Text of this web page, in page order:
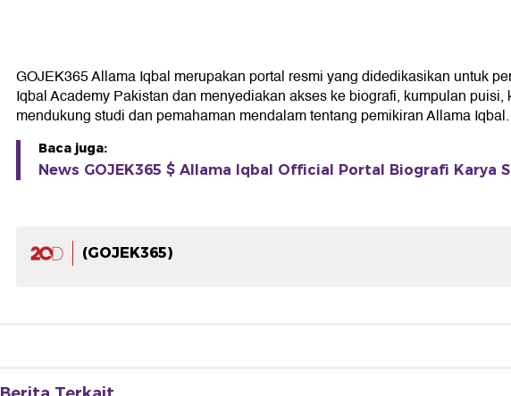
GOJEK365 Allama Iqbal merupakan portal resmi yang didedikasikan untuk
Iqbal Academy Pakistan dan menyediakan akses ke biografi, kumpulan
mendukung studi dan pemahaman mendalam tentang pemikiran Allama Iqbal.
Baca juga:
News GOJEK365 $ Allama Iqbal Official Portal Biografi Karya
(GOJEK365)